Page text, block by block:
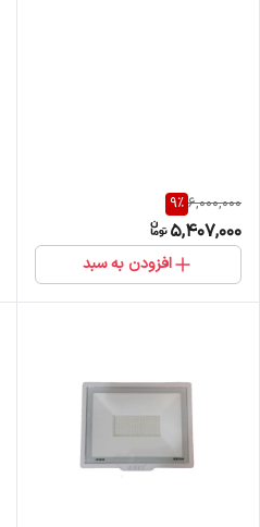
6,000,000
9%
5,407,000
افزودن به سبد